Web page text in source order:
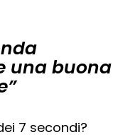
una buona
7 secondi?